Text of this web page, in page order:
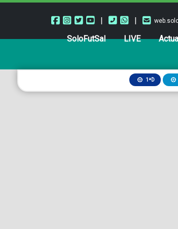
| |
SoloFutSal LIVE
1ªD